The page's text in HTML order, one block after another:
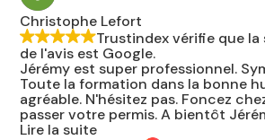
Christophe Lefort
Trustindex vérifie que
de l'avis est Google.
Jérémy est super professionnel.
Toute la formation dans la bonne
agréable. N'hésitez pas. Foncez
passer votre permis. A bientôt
Lire la suite